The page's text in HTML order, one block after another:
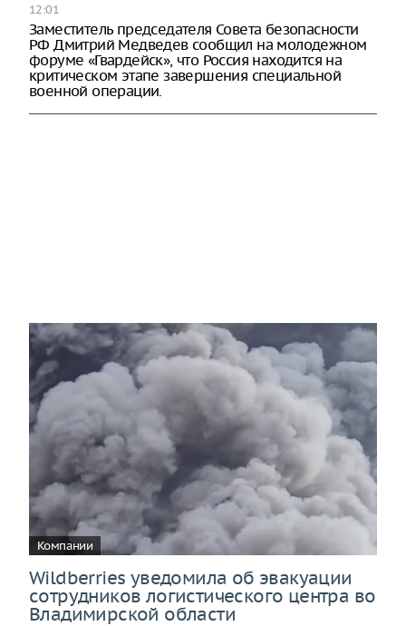
12:01
Заместитель председателя Совета безопасности
РФ Дмитрий Медведев сообщил на молодежном
форуме «Гвардейск», что Россия находится на
критическом этапе завершения специальной
военной операции.
Компании
Wildberries уведомила об эвакуации
сотрудников логистического центра во
Владимирской области